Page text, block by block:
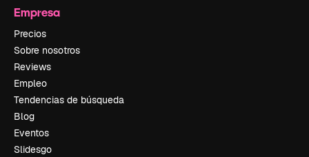
Empresa
Precios
Sobre nosotros
Reviews
Empleo
Tendencias de búsqueda
Blog
Eventos
Slidesgo